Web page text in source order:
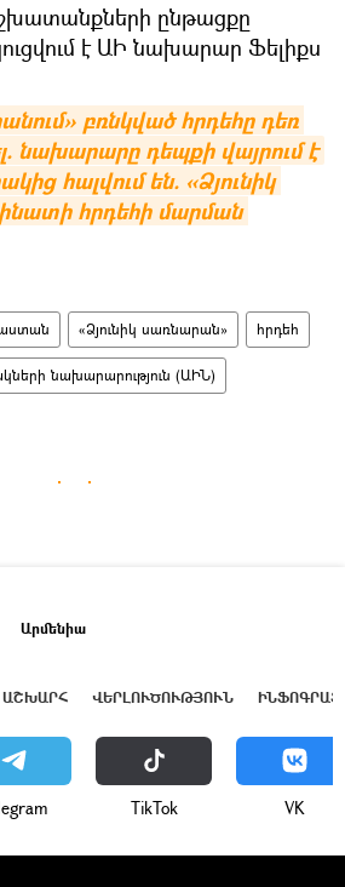
ընթացքը
է ԱԻ նախարար Ֆելիքս
բռնկված հրդեհը դեռ
նախարարը դեպքի վայրում է
հալվում են. «Ձյունիկ
հրդեհի մարման
«Ձյունիկ սառնարան» հրդեհ
նախարարություն (ԱԻՆ)
Արմենիա
ԱՇԽԱՐՀ ՎԵՐԼՈՒԾՈՒԹՅՈՒՆ
ТikТоk VK